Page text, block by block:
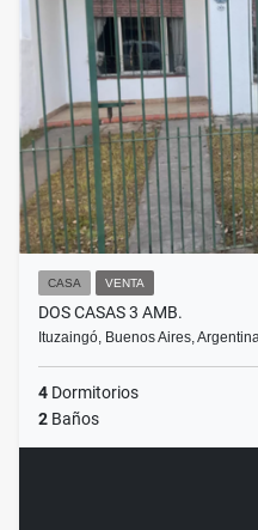
CASA VENTA
DOS CASAS 3 AMB.
Ituzaingó, Buenos Aires,
4 Dormitorios
2 Baños